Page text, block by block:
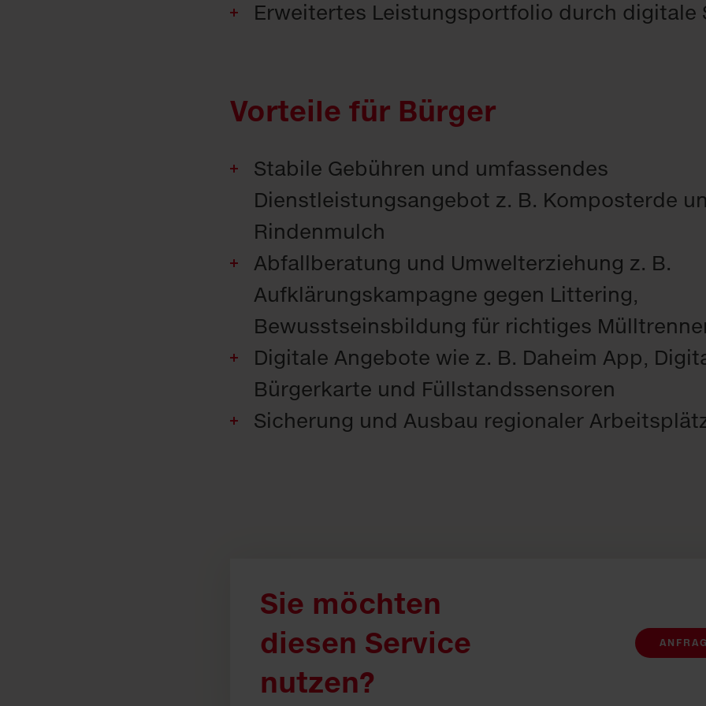
Erweitertes Leistungsportfolio durch digitale
Vorteile für Bürger
Stabile Gebühren und umfassendes
Dienstleistungsangebot z. B. Komposterde
Rindenmulch
Abfallberatung und Umwelterziehung z. B.
Aufklärungskampagne gegen Littering,
Bewusstseinsbildung für richtiges
Digitale Angebote wie z. B. Daheim App,
Bürgerkarte und Füllstandssensoren
Sicherung und Ausbau regionaler
Sie möchten
diesen Service
nutzen?